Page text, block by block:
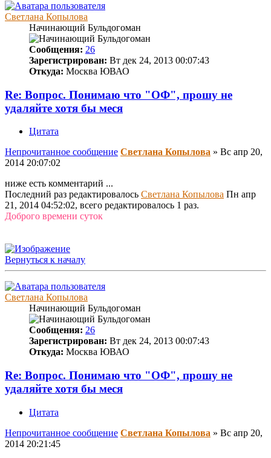
Светлана Копылова
Начинающий Бульдогоман
Сообщения: 26
Зарегистрирован: Вт дек 24, 2013 00:07:43
Откуда: Москва ЮВАО
Re: Вопрос. Понимаю что "ОФ", прошу не
удаляйте хотя бы меся
Цитата
Непрочитанное сообщение Светлана Копылова » Вс апр 20,
2014 20:07:02
ниже есть комментарий ...
Последний раз редактировалось Светлана Копылова Пн апр
21, 2014 04:52:02, всего редактировалось 1 раз.
Доброго времени суток
Вернуться к началу
Светлана Копылова
Начинающий Бульдогоман
Сообщения: 26
Зарегистрирован: Вт дек 24, 2013 00:07:43
Откуда: Москва ЮВАО
Re: Вопрос. Понимаю что "ОФ", прошу не
удаляйте хотя бы меся
Цитата
Непрочитанное сообщение Светлана Копылова » Вс апр 20,
2014 20:21:45